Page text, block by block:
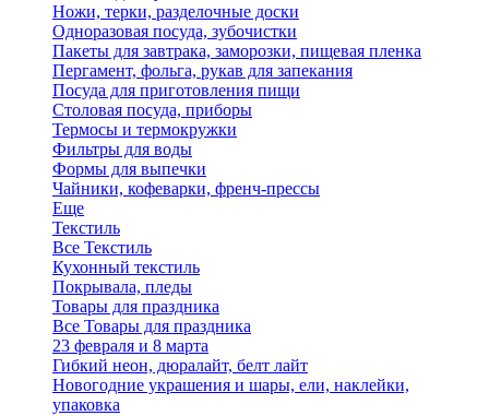
Ножи, терки, разделочные доски
Одноразовая посуда, зубочистки
Пакеты для завтрака, заморозки, пищевая пленка
Пергамент, фольга, рукав для запекания
Посуда для приготовления пищи
Столовая посуда, приборы
Термосы и термокружки
Фильтры для воды
Формы для выпечки
Чайники, кофеварки, френч-прессы
Еще
Текстиль
Все Текстиль
Кухонный текстиль
Покрывала, пледы
Товары для праздника
Все Товары для праздника
23 февраля и 8 марта
Гибкий неон, дюралайт, белт лайт
Новогодние украшения и шары, ели, наклейки,
упаковка